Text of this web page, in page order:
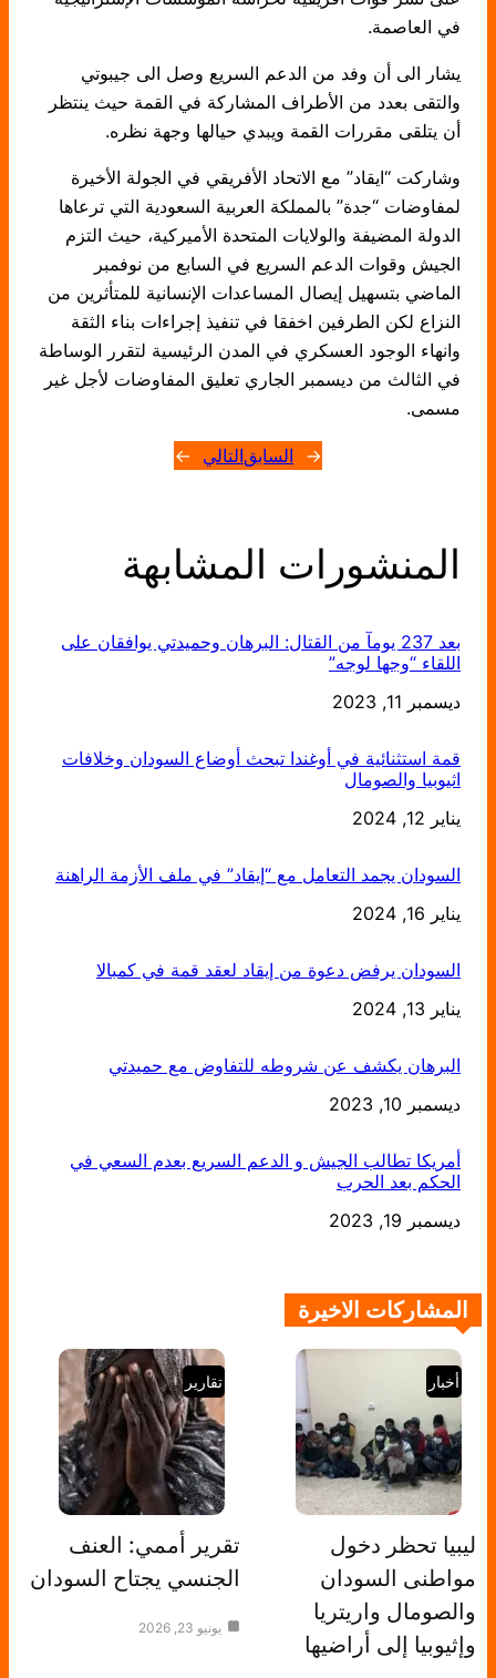
في العاصمة.
يشار الى أن وفد من الدعم السريع وصل الى جيبوتي
والتقى بعدد من الأطراف المشاركة في القمة حيث ينتظر
أن يتلقى مقررات القمة ويبدي حيالها وجهة نظره.
وشاركت “ايقاد” مع الاتحاد الأفريقي في الجولة الأخيرة
لمفاوضات “جدة” بالمملكة العربية السعودية التي ترعاها
الدولة المضيفة والولايات المتحدة الأميركية، حيث التزم
الجيش وقوات الدعم السريع في السابع من نوفمبر
الماضي بتسهيل إيصال المساعدات الإنسانية للمتأثرين من
النزاع لكن الطرفين اخفقا في تنفيذ إجراءات بناء الثقة
وانهاء الوجود العسكري في المدن الرئيسية لتقرر الوساطة
في الثالث من ديسمبر الجاري تعليق المفاوضات لأجل غير
مسمى.
← السابقالتالي →
المنشورات المشابهة
بعد 237 يومآ من القتال: البرهان وحميدتي يوافقان على
اللقاء “وجها لوجه”
التاريخ
ديسمبر 11, 2023
قمة استثنائية في أوغندا تبحث أوضاع السودان وخلافات
اثيوبيا والصومال
التاريخ
يناير 12, 2024
السودان يجمد التعامل مع “إيقاد” في ملف الأزمة الراهنة
التاريخ
يناير 16, 2024
السودان يرفض دعوة من إيقاد لعقد قمة في كمبالا
التاريخ
يناير 13, 2024
البرهان يكشف عن شروطه للتفاوض مع حميدتي
التاريخ
ديسمبر 10, 2023
أمريكا تطالب الجيش و الدعم السريع بعدم السعي في
الحكم بعد الحرب
التاريخ
ديسمبر 19, 2023
المشاركات الاخيرة
أخبار
ليبيا تحظر دخول
مواطنى السودان
والصومال واريتريا
وإثيوبيا إلى أراضيها
تقارير
تقرير أممي: العنف
الجنسي يجتاح السودان
يونيو 23, 2026